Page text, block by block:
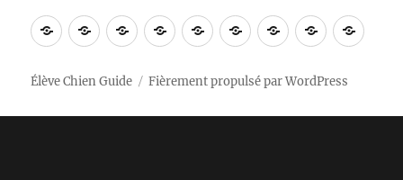
Bienvenue
VidéosApprentissages
Nos In
ContactConseils
à
Podcasts
Igor
Élève Chien Guide Fièrement propulsé par WordPress